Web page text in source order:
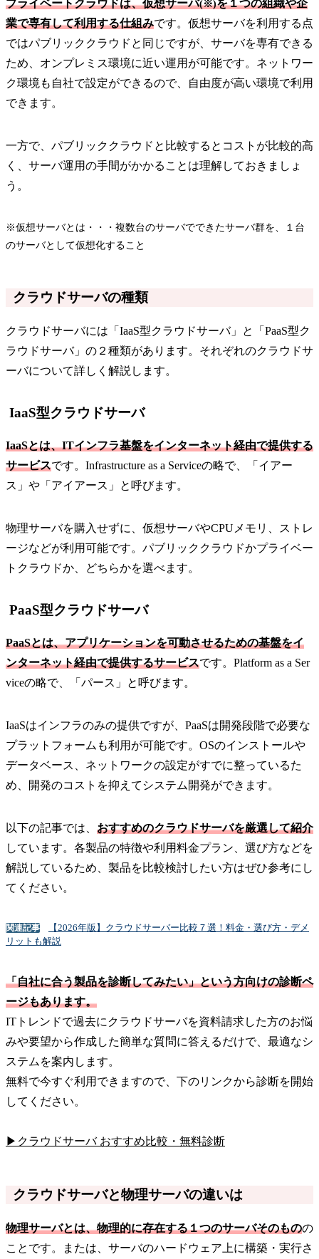
プライベートクラウドは、仮想サーバ(※)を１つの組織や企
業で専有して利用する仕組みです。仮想サーバを利用する点
ではパブリッククラウドと同じですが、サーバを専有できる
ため、オンプレミス環境に近い運用が可能です。ネットワー
ク環境も自社で設定ができるので、自由度が高い環境で利用
できます。
一方で、パブリッククラウドと比較するとコストが比較的高
く、サーバ運用の手間がかかることは理解しておきましょ
う。
※仮想サーバとは・・・複数台のサーバでできたサーバ群を、１台
のサーバとして仮想化すること
クラウドサーバの種類
クラウドサーバには「IaaS型クラウドサーバ」と「PaaS型ク
ラウドサーバ」の２種類があります。それぞれのクラウドサ
ーバについて詳しく解説します。
IaaS型クラウドサーバ
IaaSとは、ITインフラ基盤をインターネット経由で提供する
サービスです。Infrastructure as a Serviceの略で、「イアー
ス」や「アイアース」と呼びます。
物理サーバを購入せずに、仮想サーバやCPUメモリ、ストレ
ージなどが利用可能です。パブリッククラウドかプライベー
トクラウドか、どちらかを選べます。
PaaS型クラウドサーバ
PaaSとは、アプリケーションを可動させるための基盤をイ
ンターネット経由で提供するサービスです。Platform as a Ser
viceの略で、「パース」と呼びます。
IaaSはインフラのみの提供ですが、PaaSは開発段階で必要な
プラットフォームも利用が可能です。OSのインストールや
データベース、ネットワークの設定がすでに整っているた
め、開発のコストを抑えてシステム開発ができます。
以下の記事では、 おすすめのクラウドサーバを厳選して紹介
しています。各製品の特徴や利用料金プラン、選び方などを
解説しているため、製品を比較検討したい方はぜひ参考にし
てください。
関連記事
【2026年版】クラウドサーバー比較７選！料金・選び方・デメ
リットも解説
「自社に合う製品を診断してみたい」という方向けの診断ペ
ージもあります。
ITトレンドで過去にクラウドサーバを資料請求した方のお悩
みや要望から作成した簡単な質問に答えるだけで、最適なシ
ステムを案内します。
無料で今すぐ利用できますので、下のリンクから診断を開始
してください。
▶クラウドサーバ おすすめ比較・無料診断
クラウドサーバと物理サーバの違いは
物理サーバとは、物理的に存在する１つのサーバそのものの
ことです。または、サーバのハードウェア上に構築・実行さ